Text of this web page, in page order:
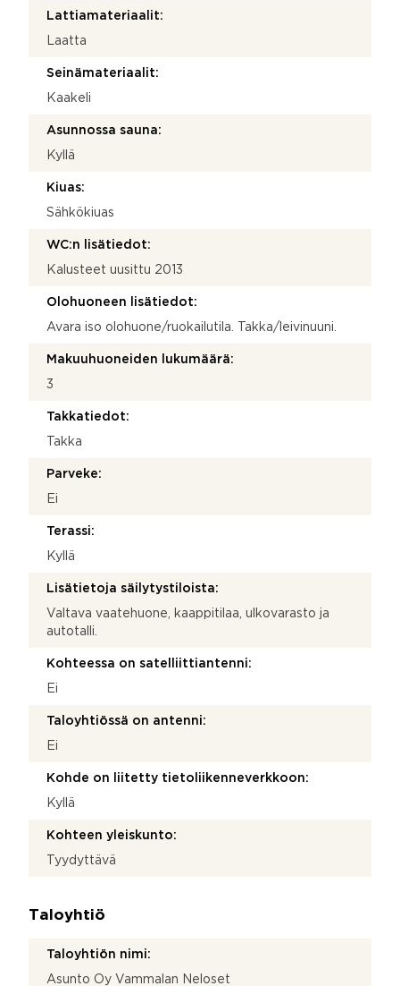
Lattiamateriaalit:
Laatta
Seinämateriaalit:
Kaakeli
Asunnossa sauna:
Kyllä
Kiuas:
Sähkökiuas
WC:n lisätiedot:
Kalusteet uusittu 2013
Olohuoneen lisätiedot:
Avara iso olohuone/ruokailutila. Takka/leivinuuni.
Makuuhuoneiden lukumäärä:
3
Takkatiedot:
Takka
Parveke:
Ei
Terassi:
Kyllä
Lisätietoja säilytystiloista:
Valtava vaatehuone, kaappitilaa, ulkovarasto ja
autotalli.
Kohteessa on satelliittiantenni:
Ei
Taloyhtiössä on antenni:
Ei
Kohde on liitetty tietoliikenneverkkoon:
Kyllä
Kohteen yleiskunto:
Tyydyttävä
Taloyhtiö
Taloyhtiön nimi:
Asunto Oy Vammalan Neloset